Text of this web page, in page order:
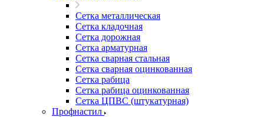
Сетка металлическая
Сетка кладочная
Сетка дорожная
Сетка арматурная
Сетка сварная стальная
Сетка сварная оцинкованная
Сетка рабица
Сетка рабица оцинкованная
Сетка ЦПВС (штукатурная)
Профнастил